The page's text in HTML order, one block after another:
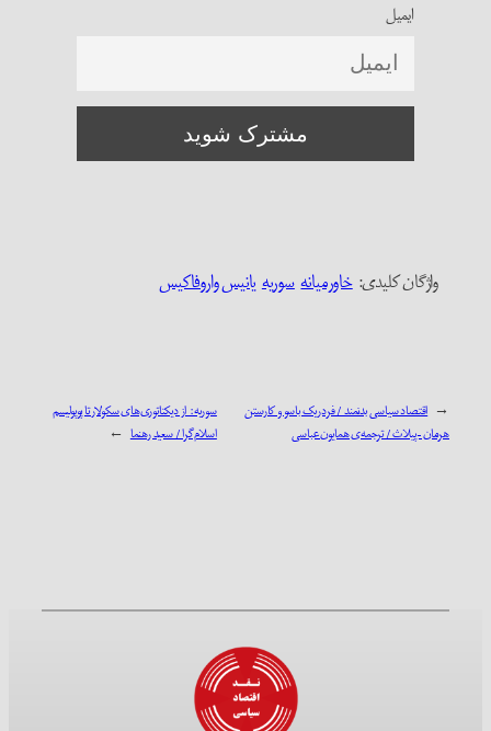
ایمیل
واژگان کلیدی:‌خاورمیانهسوریهیانیس واروفاکیس
← اقتصاد سیاسی بدنمند / فردریک باسو و کارستن
هرمان – پیلاث / ترجمه‌ی همایون عباسی
سوریه: از دیکتاتوری‌های سکولار تا پوپولیسم
اسلام‌گرا / سعید رهنما →